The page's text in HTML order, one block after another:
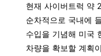
현재 사이버트럭 약
순차적으로 국내에
수입을 기념해 미국
차량을 확보할 계획